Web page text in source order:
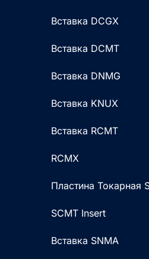
Вставка DCGX
Вставка DCMT
Вставка DNMG
Вставка KNUX
Вставка RCMT
RCMX
Пластина Токарная
SCMT Insert
Вставка SNMA